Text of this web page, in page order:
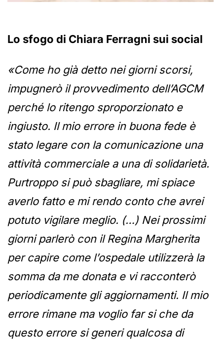
Lo sfogo di Chiara Ferragni sui social
«Come ho già detto nei giorni scorsi,
impugnerò il provvedimento dell’AGCM
perché lo ritengo sproporzionato e
ingiusto. Il mio errore in buona fede è
stato legare con la comunicazione una
attività commerciale a una di solidarietà.
Purtroppo si può sbagliare, mi spiace
averlo fatto e mi rendo conto che avrei
potuto vigilare meglio. (…) Nei prossimi
giorni parlerò con il Regina Margherita
per capire come l’ospedale utilizzerà la
somma da me donata e vi racconterò
periodicamente gli aggiornamenti. Il mio
errore rimane ma voglio far si che da
questo errore si generi qualcosa di